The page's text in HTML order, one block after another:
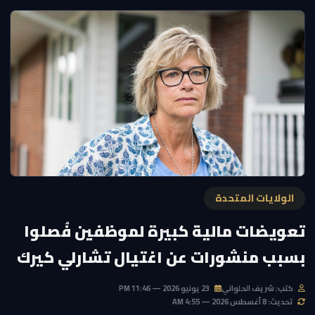
الولايات المتحدة
تعويضات مالية كبيرة لموظفين فُصلوا
بسبب منشورات عن اغتيال تشارلي كيرك
كتب: شريف الحلواني
تحديث: 8 أغسطس 2026 — 4:55 AM